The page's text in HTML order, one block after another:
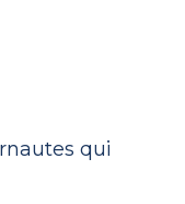
qui